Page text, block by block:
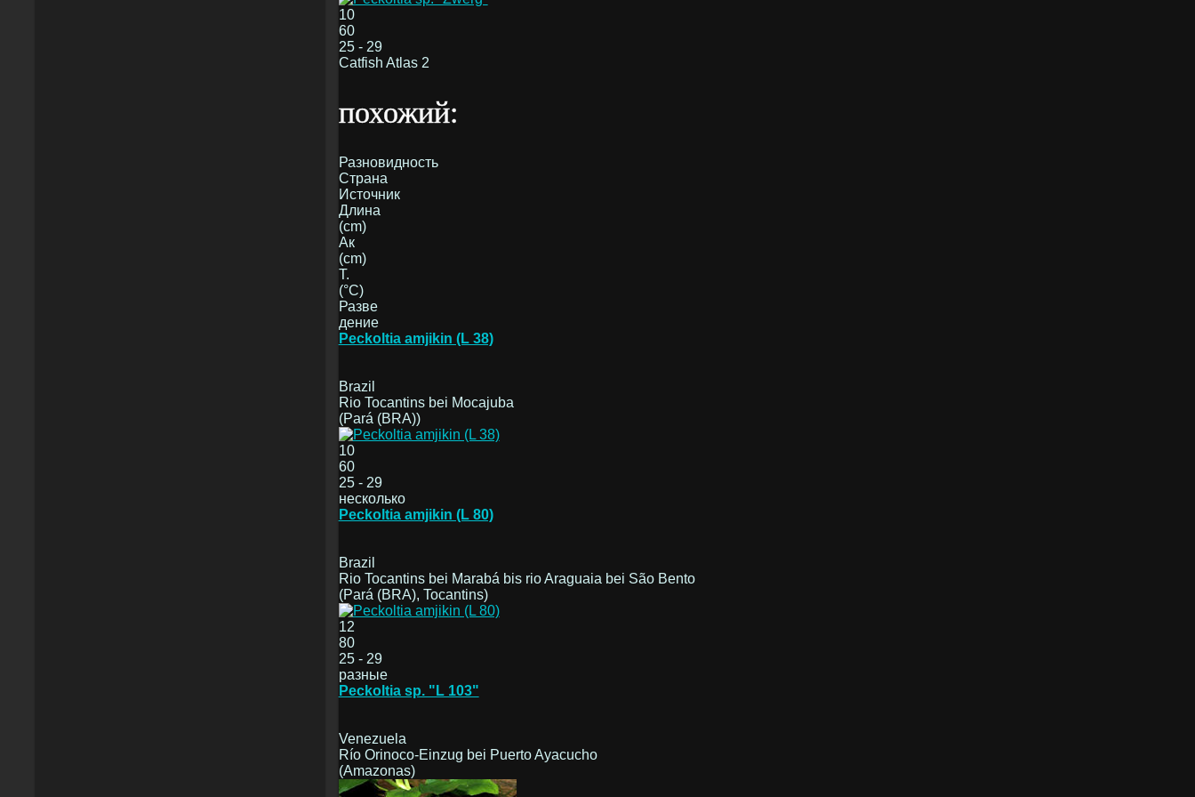
10
60
25 - 29
Catfish Atlas 2
похожий:
Разновидность
Страна
Источник
Длина
(cm)
Ак
(cm)
T.
(°C)
Разве
дение
Peckoltia amjikin (L 38)
Brazil
Rio Tocantins bei Mocajuba
(Pará (BRA))
10
60
25 - 29
несколько
Peckoltia amjikin (L 80)
Brazil
Rio Tocantins bei Marabá bis rio Araguaia bei São Bento
(Pará (BRA), Tocantins)
12
80
25 - 29
разные
Peckoltia sp. "L 103"
Venezuela
Río Orinoco-Einzug bei Puerto Ayacucho
(Amazonas)